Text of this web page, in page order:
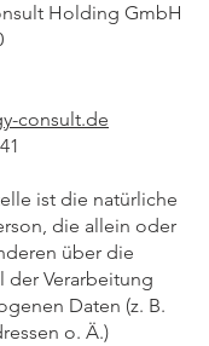
Holding GmbH
consult.de
ist die natürliche
die allein oder
über die
der Verarbeitung
Daten (z. B.
o. Ä.)